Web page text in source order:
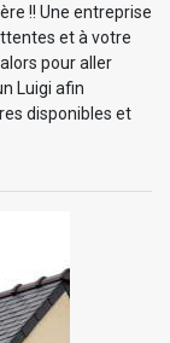
!! Une entreprise
et à votre
pour aller
Luigi afin
disponibles et